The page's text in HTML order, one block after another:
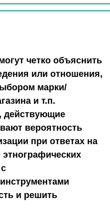
четко объяснить
или отношения,
марки/
и т.п.
действующие
вероятность
при ответах на
и решить